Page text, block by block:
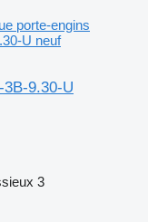
porte-engins
U neuf
9.30-U
3